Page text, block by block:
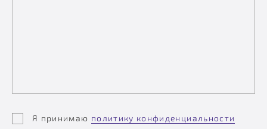
Я принимаю политику конфиденциальности